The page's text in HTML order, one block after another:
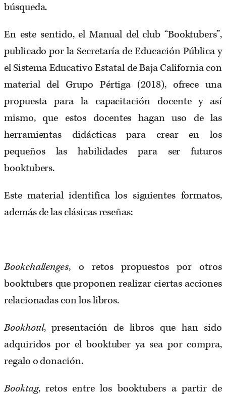
búsqueda.
En este sentido, el Manual del club “Booktubers”,
publicado por la Secretaría de Educación Pública y
el Sistema Educativo Estatal de Baja California con
material del Grupo Pértiga (2018), ofrece una
propuesta para la capacitación docente y así
mismo, que estos docentes hagan uso de las
herramientas didácticas para crear en los
pequeños las habilidades para ser futuros
booktubers.
Este material identifica los siguientes formatos,
además de las clásicas reseñas:
Bookchallenges, o retos propuestos por otros
booktubers que proponen realizar ciertas acciones
relacionadas con los libros.
Bookhoul, presentación de libros que han sido
adquiridos por el booktuber ya sea por compra,
regalo o donación.
Booktag, retos entre los booktubers a partir de